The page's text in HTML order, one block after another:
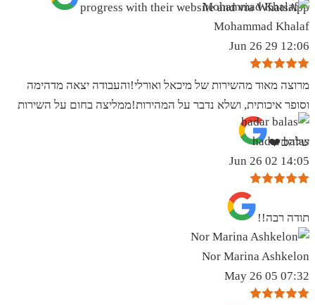
progress with their website and via WhatsApp
Mohammad Khalaf
12:06 29 Jun 26
מרוצה מאוד מהשירות של מיכאל ואורלי!והעבודה יצאה מדהימה
וסופר איכותית, ושלא נדבר על המהירות!ממליצה בחום על השירות
שלהם❤️
hadar balas
14:05 02 Jun 26
תודה רבה!!
Nor Marina Ashkelon
07:32 05 May 26